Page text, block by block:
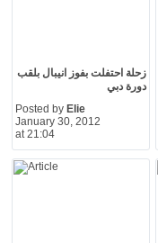
زحلة احتفلت بفوز انيبال بلقب
دورة دبي
Posted by Elie
January 30, 2012
at 21:04